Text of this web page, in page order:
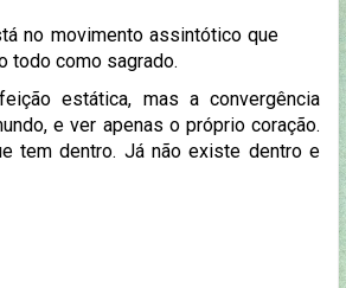
no movimento assintótico que
todo como sagrado.
estática, mas a convergência
e ver apenas o próprio coração.
tem dentro. Já não existe dentro e